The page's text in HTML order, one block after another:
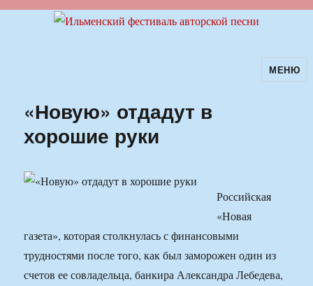
Ильменский фестиваль авторскойМЕНЮ
«Новую» отдадут в
хорошие руки
Российская
«Новая
газета», которая столкнулась с финансовыми
трудностями после того, как был заморожен один из
счетов ее совладельца, банкира Александра Лебедева,